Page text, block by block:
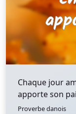
Chaque jour
apporte son
Proverbe danois